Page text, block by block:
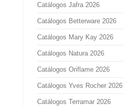
Catálogos Jafra 2026
Catálogos Betterware 2026
Catálogos Mary Kay 2026
Catálogos Natura 2026
Catálogos Oriflame 2026
Catálogos Yves Rocher 2026
Catálogos Terramar 2026